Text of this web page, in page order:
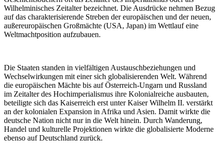
Wilhelminisches Zeitalter bezeichnet. Die Ausdrücke nehmen Bezug
auf das charakterisierende Streben der europäischen und der neuen,
außereuropäischen Großmächte (USA, Japan) im Wettlauf eine
Weltmachtposition aufzubauen.
Die Staaten standen in vielfältigen Austauschbeziehungen und
Wechselwirkungen mit einer sich globalisierenden Welt. Während
die europäischen Mächte bis auf Österreich-Ungarn und Russland
im Zeitalter des Hochimperialismus ihre Kolonialreiche ausbauten,
beteiligte sich das Kaiserreich erst unter Kaiser Wilhelm II. verstärkt
an der kolonialen Expansion in Afrika und Asien. Damit wirkte die
deutsche Nation nicht nur in die Welt hinein. Durch Wanderung,
Handel und kulturelle Projektionen wirkte die globalisierte Moderne
ebenso auf Deutschland zurück.